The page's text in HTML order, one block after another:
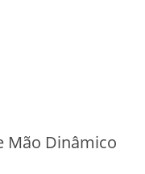
Mão Dinâmico